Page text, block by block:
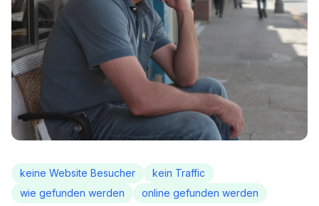
keine Website Besucher
kein Traffic
wie gefunden werden
online gefunden werden